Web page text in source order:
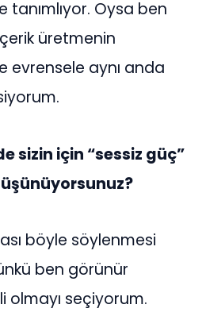
tanımlıyor. Oysa ben
içerik üretmenin
evrensele aynı anda
sizin için “sessiz güç”
böyle söylenmesi
ben görünür
olmayı seçiyorum.